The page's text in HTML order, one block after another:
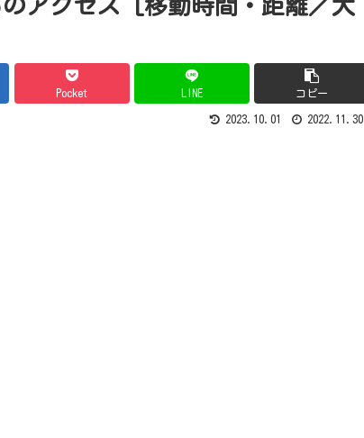
アクセス [移動時間・距離／大
Pocket LINE コピー
2023.10.01 2022.11.30